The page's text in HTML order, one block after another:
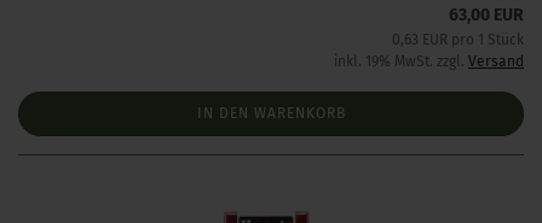
63,00 EUR
0,63 EUR pro 1 Stück
inkl. 19% MwSt. zzgl. Versand
IN DEN WARENKORB